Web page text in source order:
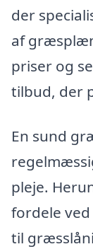
der
af
priser og
tilbud, der
En sund
pleje.
fordele
til